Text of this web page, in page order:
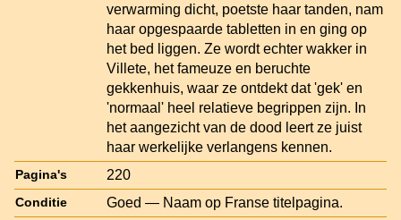
verwarming dicht, poetste haar tanden, nam
haar opgespaarde tabletten in en ging op
het bed liggen. Ze wordt echter wakker in
Villete, het fameuze en beruchte
gekkenhuis, waar ze ontdekt dat 'gek' en
'normaal' heel relatieve begrippen zijn. In
het aangezicht van de dood leert ze juist
haar werkelijke verlangens kennen.
Pagina's 220
Conditie Goed — Naam op Franse titelpagina.